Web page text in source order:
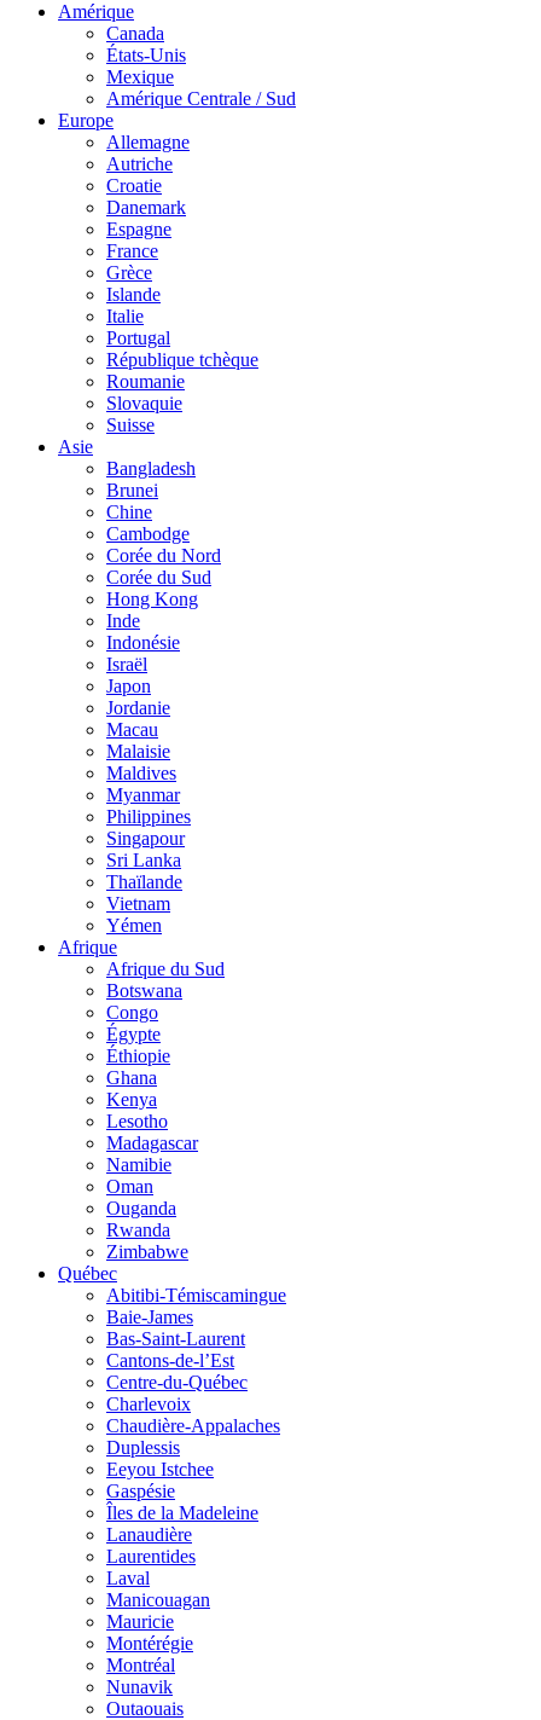
Amérique
Canada
États-Unis
Mexique
Amérique Centrale / Sud
Europe
Allemagne
Autriche
Croatie
Danemark
Espagne
France
Grèce
Islande
Italie
Portugal
République tchèque
Roumanie
Slovaquie
Suisse
Asie
Bangladesh
Brunei
Chine
Cambodge
Corée du Nord
Corée du Sud
Hong Kong
Inde
Indonésie
Israël
Japon
Jordanie
Macau
Malaisie
Maldives
Myanmar
Philippines
Singapour
Sri Lanka
Thaïlande
Vietnam
Yémen
Afrique
Afrique du Sud
Botswana
Congo
Égypte
Éthiopie
Ghana
Kenya
Lesotho
Madagascar
Namibie
Oman
Ouganda
Rwanda
Zimbabwe
Québec
Abitibi-Témiscamingue
Baie-James
Bas-Saint-Laurent
Cantons-de-l’Est
Centre-du-Québec
Charlevoix
Chaudière-Appalaches
Duplessis
Eeyou Istchee
Gaspésie
Îles de la Madeleine
Lanaudière
Laurentides
Laval
Manicouagan
Mauricie
Montérégie
Montréal
Nunavik
Outaouais